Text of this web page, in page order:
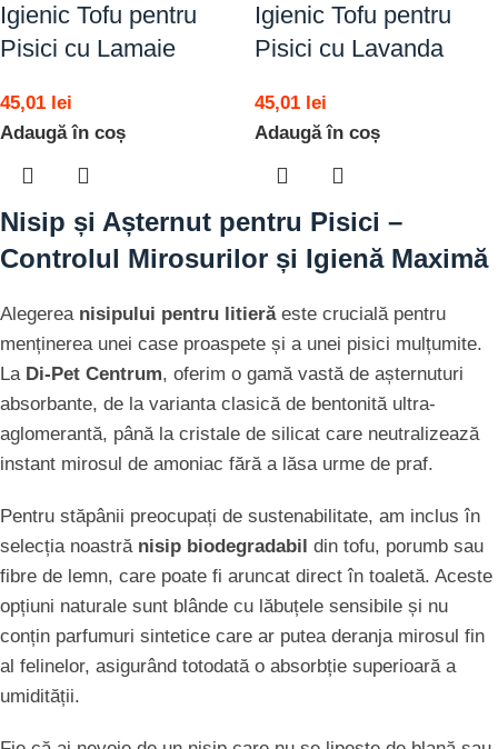
Igienic Tofu pentru
Pisici cu Lamaie
45,01 lei
Adaugă în coș
Igienic Tofu pentru
Pisici cu Lavanda
45,01 lei
Adaugă în coș
Nisip și Așternut pentru Pisici –
Controlul Mirosurilor și Igienă Maximă
Alegerea nisipului pentru litierăeste crucială pentru
menținerea unei case proaspete și a unei pisici mulțumite.
La Di-Pet Centrum, oferim o gamă vastă de așternuturi
absorbante, de la varianta clasică de bentonită ultra-
aglomerantă, până la cristale de silicat care neutralizează
instant mirosul de amoniac fără a lăsa urme de praf.
Pentru stăpânii preocupați de sustenabilitate, am inclus în
selecția noastră nisip biodegradabil din tofu, porumb sau
fibre de lemn, care poate fi aruncat direct în toaletă. Aceste
opțiuni naturale sunt blânde cu lăbuțele sensibile și nu
conțin parfumuri sintetice care ar putea deranja mirosul fin
al felinelor, asigurând totodată o absorbție superioară a
umidității.